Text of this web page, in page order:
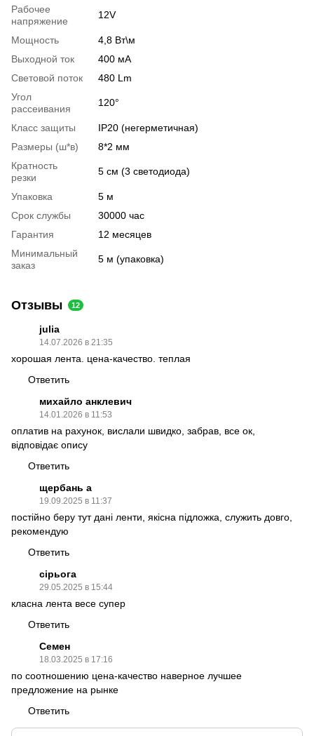
Рабочее
напряжение
12V
Мощность
4,8 Вт\м
Выходной ток
400 мА
Световой поток
480 Lm
Угол
рассеивания
120°
Класс защиты
IP20 (негерметичная)
Размеры (ш*в)
8*2 мм
Кратность
резки
5 см (3 светодиода)
Упаковка
5 м
Срок службы
30000 час
Гарантия
12 месяцев
Минимальный
заказ
5 м (упаковка)
Отзывы 12
julia
14.07.2026 в 21:35
хорошая лента. цена-качество. теплая
Ответить
михайло анклевич
14.01.2026 в 11:53
оплатив на рахунок, вислали швидко, забрав, все ок,
відповідає опису
Ответить
щербань а
19.09.2025 в 11:37
постійно беру тут дані ленти, якісна підложка, служить довго,
рекомендую
Ответить
сірьога
29.05.2025 в 15:44
класна лента весе супер
Ответить
Семен
18.03.2025 в 17:16
по соотношению цена-качество наверное лучшее
предложение на рынке
Ответить